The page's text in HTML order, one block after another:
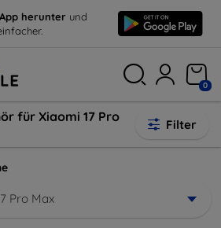
herunter und
0
für Xiaomi 17 Pro
Filter
Pro Max